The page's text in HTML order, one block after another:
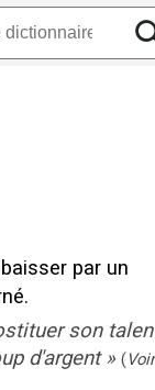
par un
son
d'argent » (Voir